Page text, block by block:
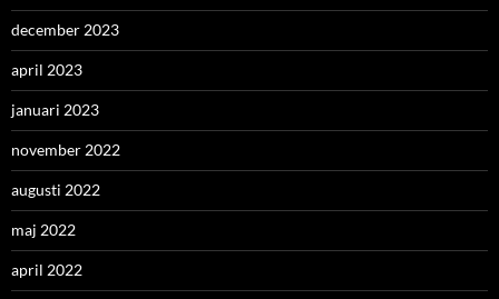
december 2023
april 2023
januari 2023
november 2022
augusti 2022
maj 2022
april 2022